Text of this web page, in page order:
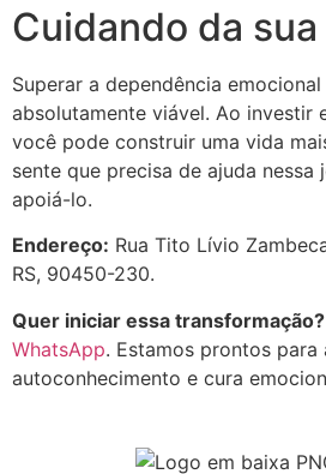
Cuidando da
Superar a dependência
absolutamente viável. Ao investir
você pode construir uma vida
sente que precisa de ajuda nessa
apoiá-lo.
Endereço: Rua Tito Lívio
RS, 90450-230.
Quer iniciar essa transformação?
WhatsApp. Estamos prontos
autoconhecimento e cura